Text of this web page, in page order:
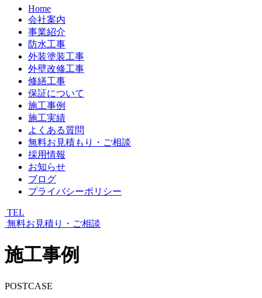
Home
会社案内
事業紹介
防水工事
外装塗装工事
外壁改修工事
修繕工事
保証について
施工事例
施工実績
よくある質問
無料お見積もり・ご相談
採用情報
お知らせ
ブログ
プライバシーポリシー
TEL
無料お見積り・ご相談
施工事例
POSTCASE